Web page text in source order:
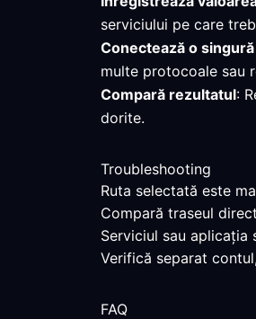
serviciului pe care
Conectează o
multe protocoale sau
Compară rezultatul:
dorite.
Troubleshooting
Ruta selectată este
Compară traseul
Serviciul sau
Verifică separat
FAQ